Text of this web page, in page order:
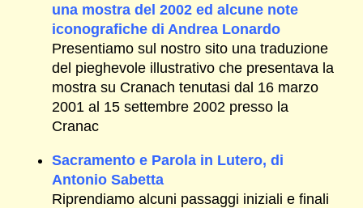
una mostra del 2002 ed alcune note
iconografiche di Andrea Lonardo
Presentiamo sul nostro sito una traduzione
del pieghevole illustrativo che presentava la
mostra su Cranach tenutasi dal 16 marzo
2001 al 15 settembre 2002 presso la
Cranac
Sacramento e Parola in Lutero, di
Antonio Sabetta
Riprendiamo alcuni passaggi iniziali e finali